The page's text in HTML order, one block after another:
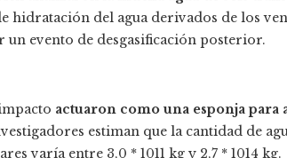
hidratación del agua derivados de los
un evento de desgasificación posterior.
actuaron como una esponja
estiman que la cantidad de
varía entre 3,0 * 1011 kg y 2,7 ​​* 1014 kg.